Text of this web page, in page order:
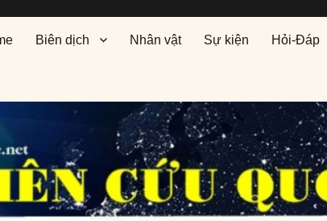
Biên dịch Nhân vật Sự kiện Hỏi-Đáp